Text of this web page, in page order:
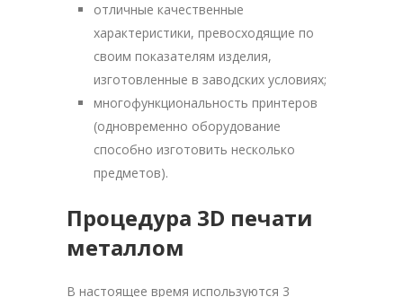
отличные качественные
характеристики, превосходящие по
своим показателям изделия,
изготовленные в заводских условиях;
многофункциональность принтеров
(одновременно оборудование
способно изготовить несколько
предметов).
Процедура 3D печати
металлом
В настоящее время используются 3